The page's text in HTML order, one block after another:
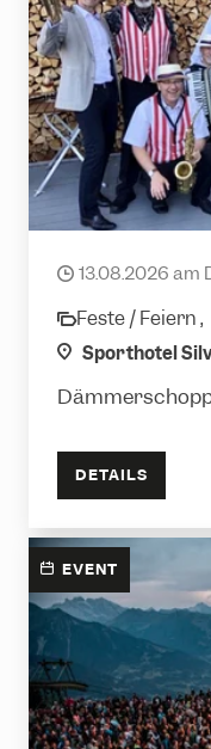
date
13.08.2026 am
category
Feste / Feiern ,
location
Sporthotel
DETAILS
EVENT